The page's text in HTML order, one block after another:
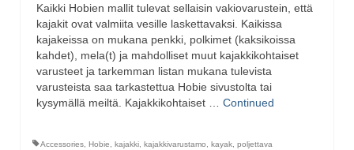
Kaikki Hobien mallit tulevat sellaisin vakiovarustein, että
kajakit ovat valmiita vesille laskettavaksi. Kaikissa
kajakeissa on mukana penkki, polkimet (kaksikoissa
kahdet), mela(t) ja mahdolliset muut kajakkikohtaiset
varusteet ja tarkemman listan mukana tulevista
varusteista saa tarkastettua Hobie sivustolta tai
kysymällä meiltä. Kajakkikohtaiset … Continued
Accessories Hobie kajakki kajakkivarustamo kayak poljettava